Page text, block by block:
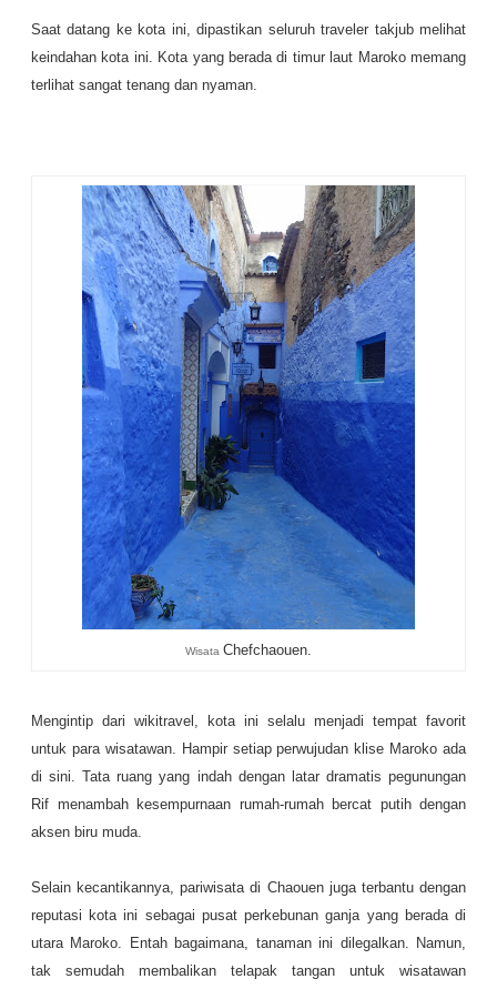
Saat datang ke kota ini, dipastikan seluruh traveler takjub melihat
keindahan kota ini. Kota yang berada di timur laut Maroko memang
terlihat sangat tenang dan nyaman.
Wisata Chefchaouen.
Mengintip dari wikitravel, kota ini selalu menjadi tempat favorit
untuk para wisatawan. Hampir setiap perwujudan klise Maroko ada
di sini. Tata ruang yang indah dengan latar dramatis pegunungan
Rif menambah kesempurnaan rumah-rumah bercat putih dengan
aksen biru muda.
Selain kecantikannya, pariwisata di Chaouen juga terbantu dengan
reputasi kota ini sebagai pusat perkebunan ganja yang berada di
utara Maroko. Entah bagaimana, tanaman ini dilegalkan. Namun,
tak semudah membalikan telapak tangan untuk wisatawan